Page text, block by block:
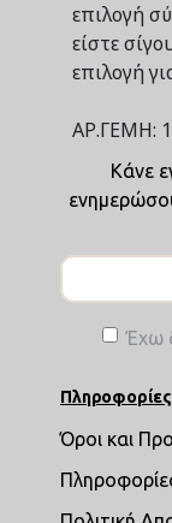
επιλογή
είστε
επιλογή
ΑΡ.ΓΕΜΗ:
Κάνε
Έχω
Πληροφορίες
Όροι και